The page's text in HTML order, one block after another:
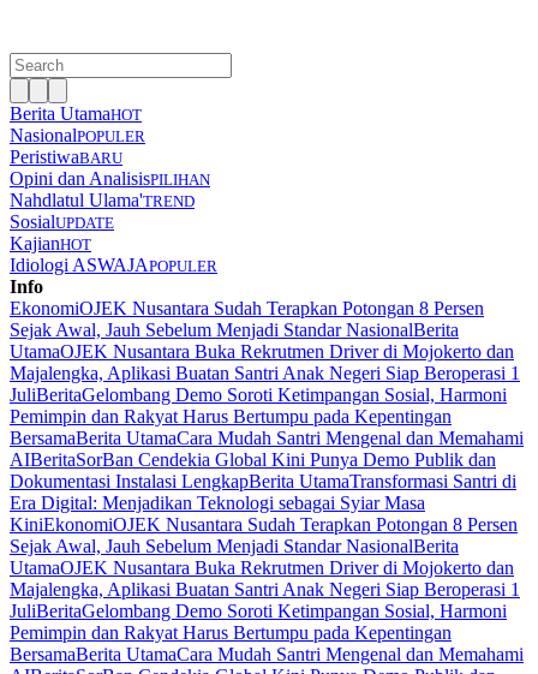
Berita UtamaHOT
NasionalPOPULER
PeristiwaBARU
Opini dan AnalisisPILIHAN
Nahdlatul Ulama'TREND
SosialUPDATE
KajianHOT
Idiologi ASWAJAPOPULER
Info
EkonomiOJEK Nusantara Sudah Terapkan Potongan 8 Persen
Sejak Awal, Jauh Sebelum Menjadi Standar NasionalBerita
UtamaOJEK Nusantara Buka Rekrutmen Driver di Mojokerto dan
Majalengka, Aplikasi Buatan Santri Anak Negeri Siap Beroperasi 1
JuliBeritaGelombang Demo Soroti Ketimpangan Sosial, Harmoni
Pemimpin dan Rakyat Harus Bertumpu pada Kepentingan
BersamaBerita UtamaCara Mudah Santri Mengenal dan Memahami
AIBeritaSorBan Cendekia Global Kini Punya Demo Publik dan
Dokumentasi Instalasi LengkapBerita UtamaTransformasi Santri di
Era Digital: Menjadikan Teknologi sebagai Syiar Masa
KiniEkonomiOJEK Nusantara Sudah Terapkan Potongan 8 Persen
Sejak Awal, Jauh Sebelum Menjadi Standar NasionalBerita
UtamaOJEK Nusantara Buka Rekrutmen Driver di Mojokerto dan
Majalengka, Aplikasi Buatan Santri Anak Negeri Siap Beroperasi 1
JuliBeritaGelombang Demo Soroti Ketimpangan Sosial, Harmoni
Pemimpin dan Rakyat Harus Bertumpu pada Kepentingan
BersamaBerita UtamaCara Mudah Santri Mengenal dan Memahami